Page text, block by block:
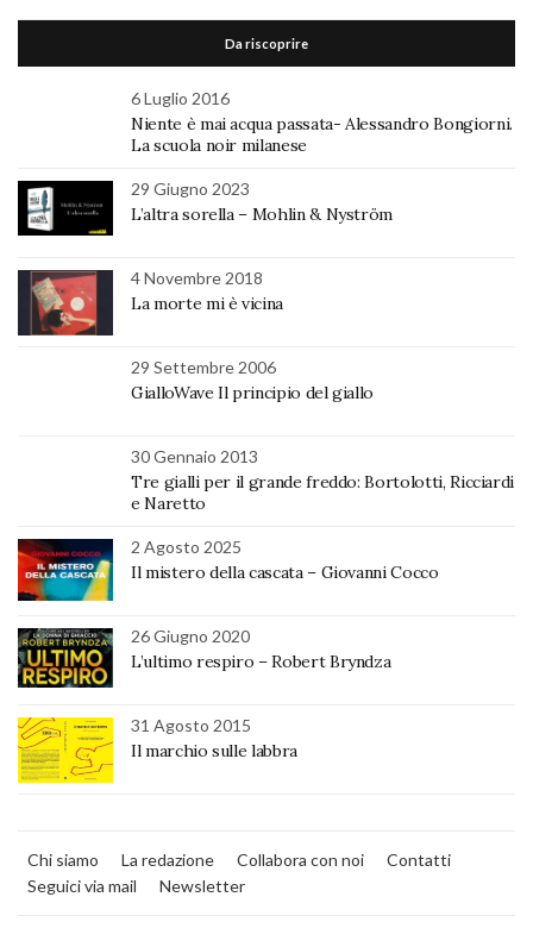
Da riscoprire
6 Luglio 2016
Niente è mai acqua passata- Alessandro Bongiorni.
La scuola noir milanese
29 Giugno 2023
L’altra sorella – Mohlin & Nyström
4 Novembre 2018
La morte mi è vicina
29 Settembre 2006
GialloWave Il principio del giallo
30 Gennaio 2013
Tre gialli per il grande freddo: Bortolotti, Ricciardi
e Naretto
2 Agosto 2025
Il mistero della cascata – Giovanni Cocco
26 Giugno 2020
L’ultimo respiro – Robert Bryndza
31 Agosto 2015
Il marchio sulle labbra
Chi siamo La redazione Collabora con noi
Contatti
Seguici via mail
Newsletter